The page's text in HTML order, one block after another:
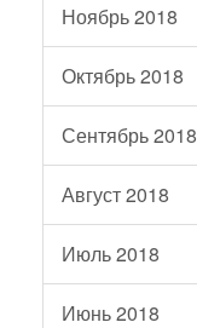
Ноябрь 2018
Октябрь 2018
Сентябрь 2018
Август 2018
Июль 2018
Июнь 2018